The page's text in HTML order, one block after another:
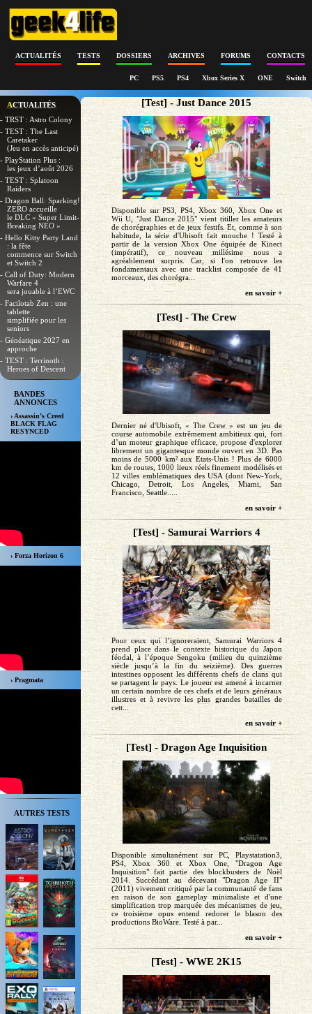
ACTUALITÉS TESTS DOSSIERS ARCHIVES FORUMS CONTACTS
PC PS5 PS4 Xbox Series X ONE Switch
ACTUALITÉS
- TRST : Astro Colony
- TEST : The Last
Caretaker
(Jeu en accès anticipé)
- PlayStation Plus :
les jeux d’août 2026
- TEST : Splatoon
Raiders
- Dragon Ball: Sparking!
ZERO accueille
le DLC « Super Limit-
Breaking NEO »
- Hello Kitty Party Land
: la fête
commence sur Switch
et Switch 2
- Call of Duty: Modern
Warfare 4
sera jouable à l’EWC
- Facilotab Zen : une
tablette
simplifiée pour les
seniors
- Généatique 2027 en
approche
- TEST : Terrinoth :
Heroes of Descent
BANDES
ANNONCES
› Assassin’s Creed
BLACK FLAG
RESYNCED
› Forza Horizon 6
› Pragmata
AUTRES TESTS
[Test] - Just Dance 2015
Disponible sur PS3, PS4, Xbox 360, Xbox One et
Wii U, "Just Dance 2015" vient titiller les amateurs
de chorégraphies et de jeux festifs. Et, comme à son
habitude, la série d'Ubisoft fait mouche ! Testé à
partir de la version Xbox One équipée de Kinect
(impératif), ce nouveau millésime nous a
agréablement surpris. Car, si l'on retrouve les
fondamentaux avec une tracklist composée de 41
morceaux, des chorégra...
en savoir +
[Test] - The Crew
Dernier né d'Ubisoft, « The Crew » est un jeu de
course automobile extrêmement ambitieux qui, fort
d’un moteur graphique efficace, propose d'explorer
librement un gigantesque monde ouvert en 3D. Pas
moins de 5000 km² aux Etats-Unis ! Plus de 6000
km de routes, 1000 lieux réels finement modélisés et
12 villes emblématiques des USA (dont New-York,
Chicago, Detroit, Los Angeles, Miami, San
Francisco, Seattle.....
en savoir +
[Test] - Samurai Warriors 4
Pour ceux qui l’ignoreraient, Samurai Warriors 4
prend place dans le contexte historique du Japon
féodal, à l’époque Sengoku (milieu du quinzième
siècle jusqu’à la fin du seizième). Des guerres
intestines opposent les différents chefs de clans qui
se partagent le pays. Le joueur est amené à incarner
un certain nombre de ces chefs et de leurs généraux
illustres et à revivre les plus grandes batailles de
cett...
en savoir +
[Test] - Dragon Age Inquisition
Disponible simultanément sur PC, Playstatation3,
PS4, Xbox 360 et Xbox One, "Dragon Age
Inquisition" fait partie des blockbusters de Noël
2014. Succédant au décevant "Dragon Age II"
(2011) vivement critiqué par la communauté de fans
en raison de son gameplay minimaliste et d'une
simplification trop marquée des mécanismes de jeu,
ce troisième opus entend redorer le blason des
productions BioWare. Testé à par...
en savoir +
[Test] - WWE 2K15